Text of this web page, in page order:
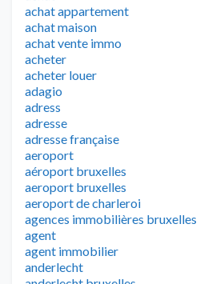
achat appartement
achat maison
achat vente immo
acheter
acheter louer
adagio
adress
adresse
adresse française
aeroport
aéroport bruxelles
aeroport bruxelles
aeroport de charleroi
agences immobilières bruxelles
agent
agent immobilier
anderlecht